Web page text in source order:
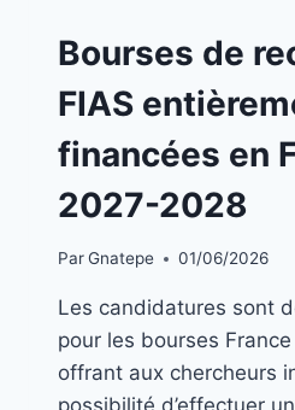
A
LA
Bourses de
FIAS
financées en
2027-2028
ParGnatepe 01/06/2026
Les candidatures sont
pour les bourses
offrant aux chercheurs